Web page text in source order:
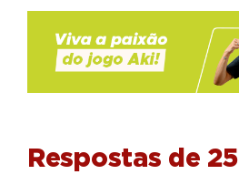
Respostas de 25